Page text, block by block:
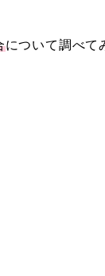
について調べて